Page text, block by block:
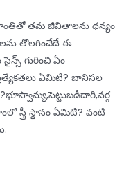
తమ జీవితాలను ధన్యం
తొలగించేదే ఈ
గురించి ఏం
ఏమిటి? బానిసల
స్త్రీ స్థానం ఏమిటి? వంటి